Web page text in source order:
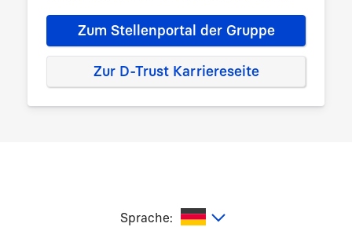
Zum Stellenportal der Gruppe
Zur D-Trust Karriereseite
Sprache: